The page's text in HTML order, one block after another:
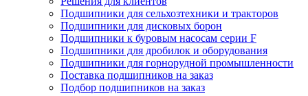
Подшипники для сельхозтехники и тракторов
Подшипники для дисковых борон
Подшипники к буровым насосам серии F
Подшипники для дробилок и оборудования
Подшипники для горнорудной промышленности
Поставка подшипников на заказ
Подбор подшипников на заказ